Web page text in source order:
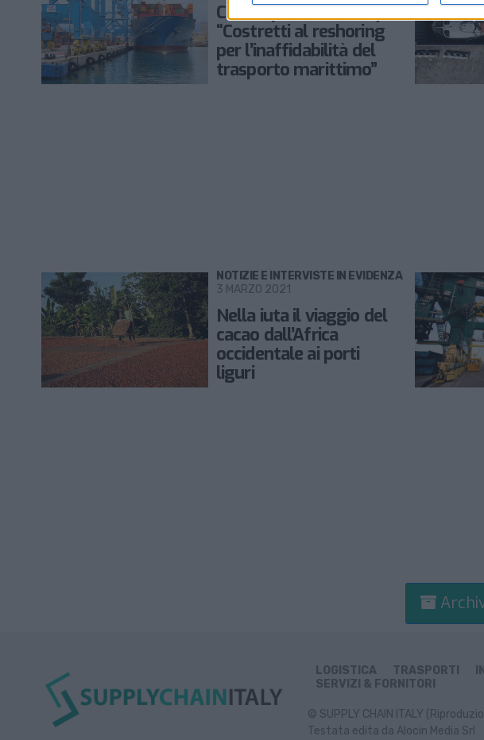
Calvini (Madi Ventura):
“Costretti al reshoring
per l’inaffidabilità del
trasporto marittimo”
Nella iuta il viaggio del
cacao dall’Africa
occidentale ai porti
liguri
NOTIZIE E INTERVISTE IN EVIDENZA
3 MARZO 2021
LOGISTICA TRASPORTI
SERVIZI & FORNITORI
© SUPPLY CHAIN ITALY
Testata edita da Alocin Media Srl